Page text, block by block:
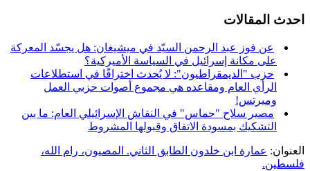
احدث المقالات
عن فوز عبد الرحمن السيّد في ميشيغان: هل يجسّد المعركة
على مكانة إسرائيل في السياسة الأميركية؟
حزب "الديمقراطيون": لا يُحدث اختراقًا في استطلاعات
الرأي العام ومقاعده هي مجموع أصوات حزبي العمل
وميرتس!
مصير سلاح "حماس" في النقاش الإسرائيلي العام: ما بين
التشكيك بمسودة الاتفاق وقبولها المشروط
العنوان: عمارة ابن خلدون الطابق الثاني. المصيون، رام الله،
فلسطين.